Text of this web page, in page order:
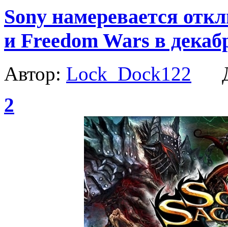
Sony намеревается
и Freedom Wars в
Автор: Lock_Dock122
2